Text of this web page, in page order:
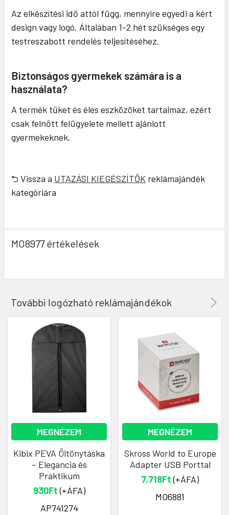
Az elkészítési idő attól függ, mennyire egyedi a kért
design vagy logó. Általában 1-2 hét szükséges egy
testreszabott rendelés teljesítéséhez.
Biztonságos gyermekek számára is a
használata?
A termék tűket és éles eszközöket tartalmaz, ezért
csak felnőtt felügyelete mellett ajánlott
gyermekeknek.
⮌ Vissza a UTAZÁSI KIEGÉSZÍTŐK reklámajándék
kategóriára
MO8977 értékelések
További logózható reklámajándékok
MEGNÉZEM
Kibix PEVA Öltönytáska
– Elegancia és
Praktikum
930Ft(+ÁFA)
AP741274
MEGNÉZEM
Skross World to Europe
Adapter USB Porttal
7.718Ft(+ÁFA)
MO6881